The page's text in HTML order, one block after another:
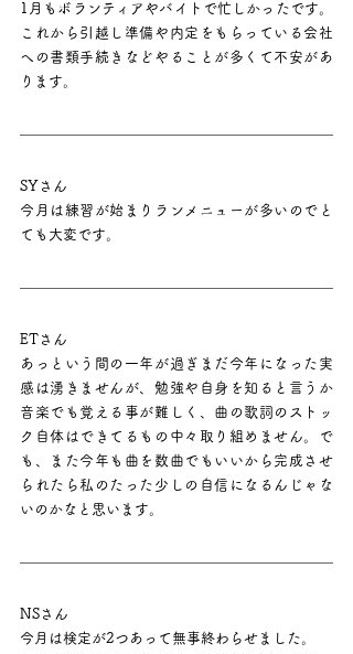
1月もボランティアやバイトで忙しかったです。
これから引越し準備や内定をもらっている会社
への書類手続きなどやることが多くて不安があ
ります。
SYさん
今月は練習が始まりランメニューが多いのでと
ても大変です。
ETさん
あっという間の一年が過ぎまだ今年になった実
感は湧きませんが、勉強や自身を知ると言うか
音楽でも覚える事が難しく、曲の歌詞のストッ
ク自体はできてるもの中々取り組めません。で
も、また今年も曲を数曲でもいいから完成させ
られたら私のたった少しの自信になるんじゃな
いのかなと思います。
NSさん
今月は検定が2つあって無事終わらせました。